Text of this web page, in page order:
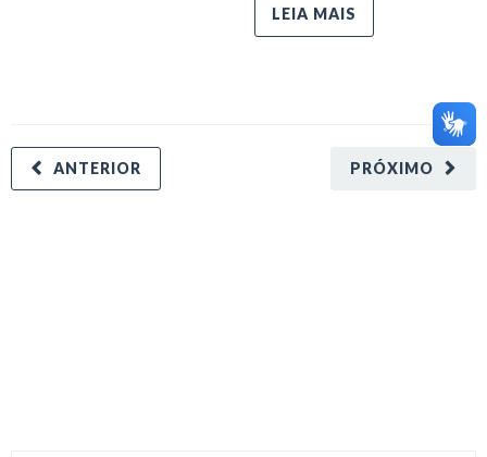
LEIA MAIS
PRÓXIMO
ANTERIOR